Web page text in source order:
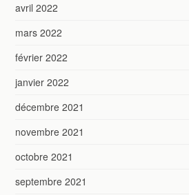
avril 2022
mars 2022
février 2022
janvier 2022
décembre 2021
novembre 2021
octobre 2021
septembre 2021